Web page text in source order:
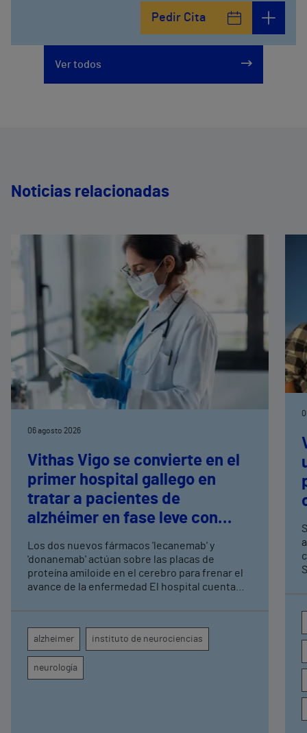
Pedir Cita
Ver todos
Noticias relacionadas
06 agosto 2026
Vithas Vigo se convierte en el
primer hospital gallego en
tratar a pacientes de
alzhéimer en fase leve con
Los dos nuevos fármacos 'lecanemab' y
'donanemab' actúan sobre las placas de
proteína amiloide en el cerebro para frenar el
avance de la enfermedad El hospital cuenta
seguimiento clínico de cada paciente
alzheimer instituto de neurociencias
neurología